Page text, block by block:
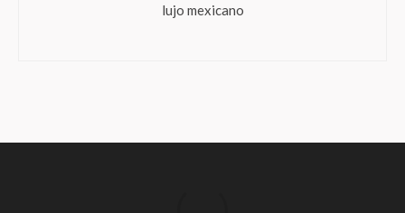
lujo mexicano